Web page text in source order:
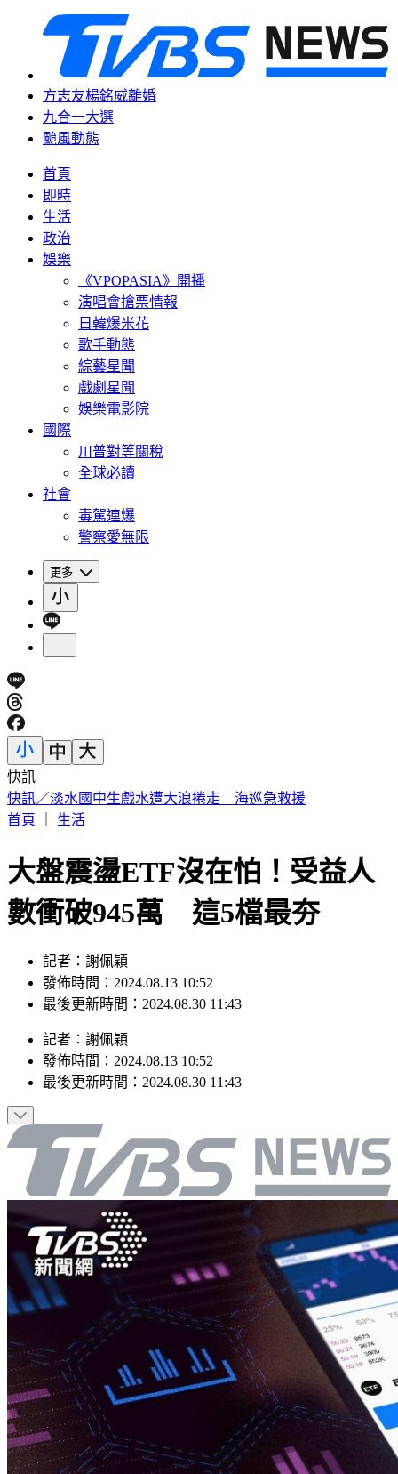
方志友楊銘威離婚
九合一大選
颱風動態
首頁
即時
生活
政治
娛樂
《VPOPASIA》開播
演唱會搶票情報
日韓爆米花
歌手動態
綜藝星聞
戲劇星聞
娛樂電影院
國際
川普對等關稅
全球必讀
社會
毒駕連爆
警察愛無限
更多
快訊
老高與小茉新片全程「黑底白字」！網笑：根本Podcast
首頁
生活
大盤震盪ETF沒在怕！受益人
數衝破945萬 這5檔最夯
記者：謝佩穎
發佈時間：2024.08.13 10:52
最後更新時間：2024.08.30 11:43
記者 ： 謝佩穎
發佈時間： 2024.08.13 10:52
最後更新時間： 2024.08.30 11:43